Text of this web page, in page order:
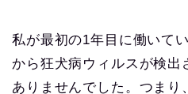
私が最初の1年目に働いて
から狂犬病ウィルスが検出
ありませんでした。つまり